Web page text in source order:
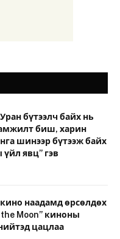
бүтээлч байх нь
амжилт биш, харин
шинээр бүтээж байх
үйл явц” гэв
наадамд өрсөлдөх
the Moon” киноны
цацлаа